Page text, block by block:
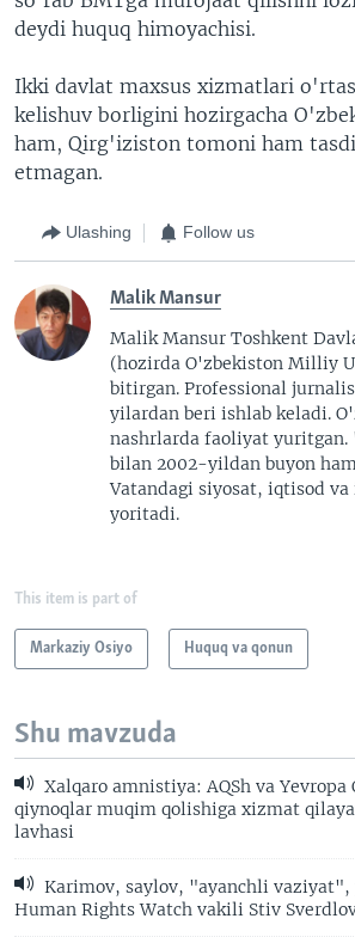
deydi huquq himoyachisi.
Ikki davlat maxsus xizmatlari
kelishuv borligini hozirgacha
ham, Qirg'iziston tomoni ham
etmagan.
Ulashing Follow us
Malik Mansur
Malik Mansur Toshkent
(hozirda O'zbekiston Milliy
bitirgan. Professional
yilardan beri ishlab keladi.
nashrlarda faoliyat yuritgan.
bilan 2002-yildan buyon
Vatandagi siyosat, iqtisod
yoritadi.
This item is part of
Markaziy Osiyo Huquq va qonun
Shu mavzuda
Xalqaro amnistiya: AQSh va Yevropa
qiynoqlar muqim qolishiga xizmat
lavhasi
Karimov, saylov, "ayanchli
Human Rights Watch vakili Stiv